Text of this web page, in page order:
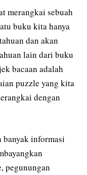
merangkai sebuah
buku kita hanya
dan akan
lain dari buku
bacaan adalah
puzzle yang kita
dengan
banyak informasi
pegunungan